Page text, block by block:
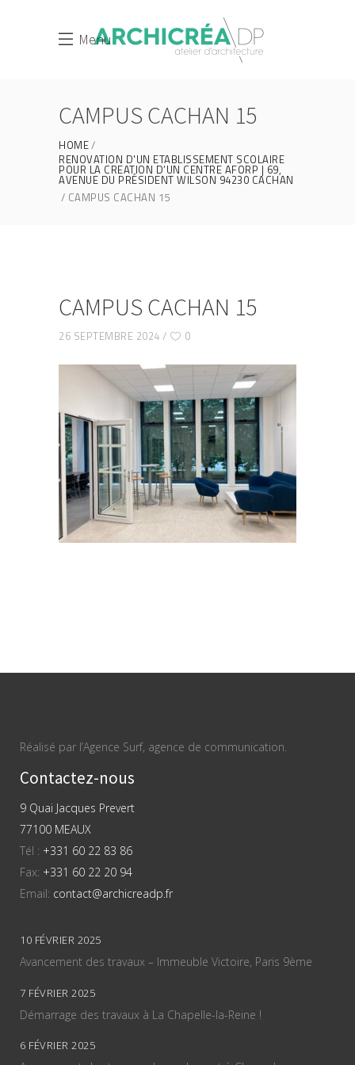
Menu
CAMPUS CACHAN 15
HOME
RENOVATION D'UN ETABLISSEMENT SCOLAIRE
POUR LA CREATION D’UN CENTRE AFORP | 69,
AVENUE DU PRÉSIDENT WILSON 94230 CACHAN
CAMPUS CACHAN 15
CAMPUS CACHAN 15
26 SEPTEMBRE 2024 0
Réalisé par l’Agence Surf, agence de communication.
Contactez-nous
9 Quai Jacques Prevert
77100 MEAUX
Tél : +331 60 22 83 86
Fax: +331 60 22 20 94
Email: contact@archicreadp.fr
10 FÉVRIER 2025
Avancement des travaux – Immeuble Victoire, Paris 9ème
7 FÉVRIER 2025
Démarrage des travaux à La Chapelle-la-Reine !
6 FÉVRIER 2025